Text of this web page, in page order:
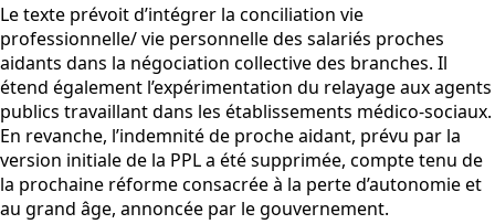
Le texte prévoit d’intégrer la conciliation vie
professionnelle/ vie personnelle des salariés proches
aidants dans la négociation collective des branches. Il
étend également l’expérimentation du relayage aux agents
publics travaillant dans les établissements médico-sociaux.
En revanche, l’indemnité de proche aidant, prévu par la
version initiale de la PPL a été supprimée, compte tenu de
la prochaine réforme consacrée à la perte d’autonomie et
au grand âge, annoncée par le gouvernement.